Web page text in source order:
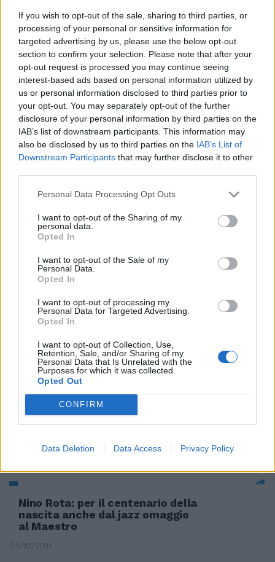
If you wish to opt-out of the sale, sharing to third parties, or
processing of your personal or sensitive information for
targeted advertising by us, please use the below opt-out
section to confirm your selection. Please note that after your
opt-out request is processed you may continue seeing
interest-based ads based on personal information utilized by
us or personal information disclosed to third parties prior to
your opt-out. You may separately opt-out of the further
disclosure of your personal information by third parties on the
IAB’s list of downstream participants. This information may
also be disclosed by us to third parties on the IAB’s List of
Downstream Participants that may further disclose it to other
Personal Data Processing Opt Outs
I want to opt-out of the Sharing of my
personal data.
Opted In
I want to opt-out of the Sale of my
Personal Data.
Opted In
I want to opt-out of processing my
Personal Data for Targeted Advertising.
Opted In
I want to opt-out of Collection, Use,
Retention, Sale, and/or Sharing of my
Personal Data that Is Unrelated with the
Purposes for which it was collected.
Opted Out
CONFIRM
Data Deletion Data Access Privacy Policy
all'insegna del femminile il
Torino Jazz Festival, una
rassegna che già nei suoi primi
tre giorni ha dimostrato di poter
aspirare al ruolo di capitale
italiana del jazz.
30/04/2012
C'è aria di rock e jazz ma vincono
le ballate
La raffinatezza del pop con una
18/03/2012
«Geniale far cantare Pangloss e
15/01/2012
DiCaprio diventa Gatsby nell'era
folle del jazz tra lusso e
solitudine
24/12/2011
Nino Rota: per il centenario della
nascita anche dal jazz omaggio
al Maestro
04/12/2011